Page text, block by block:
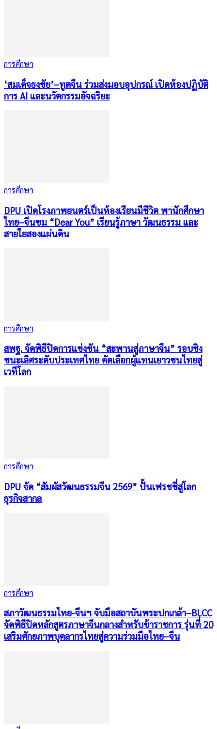
การศึกษา
‘สมเด็จธงชัย’–ทูตจีน ร่วมส่งมอบอุปกรณ์ เปิดห้องปฏิบัติ
การ AI และนวัตกรรมอัจฉริยะ
การศึกษา
DPU เปิดโรงภาพยนตร์เป็นห้องเรียนมีชีวิต พานักศึกษา
ไทย–จีนชม “Dear You” เรียนรู้ภาษา วัฒนธรรม และ
สายใยสองแผ่นดิน
การศึกษา
สพฐ. จัดพิธีปิดการแข่งขัน “สะพานสู่ภาษาจีน” รอบชิง
ชนะเลิศระดับประเทศไทย คัดเลือกผู้แทนเยาวชนไทยสู่
เวทีโลก
การศึกษา
DPU จัด “สัมผัสวัฒนธรรมจีน 2569” ปั้นเฟรชชี่สู่โลก
ธุรกิจสากล
การศึกษา
สภาวัฒนธรรมไทย-จีนฯ จับมือสถาบันพระปกเกล้า–BLCC
จัดพิธีปิดหลักสูตรภาษาจีนกลางสำหรับข้าราชการ รุ่นที่ 20
เสริมศักยภาพบุคลากรไทยสู่ความร่วมมือไทย–จีน